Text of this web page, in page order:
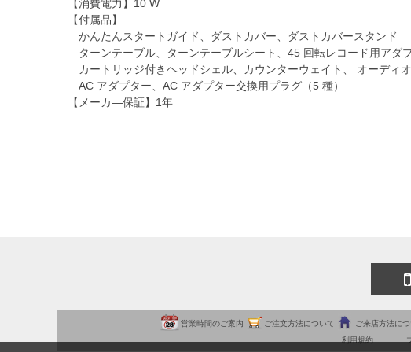
【消費電力】10 W
【付属品】
かんたんスタートガイド、ダストカバー、ダストカバースタンド
ターンテーブル、ターンテーブルシート、45 回転レコード用アダ
カートリッジ付きヘッドシェル、カウンターウェイト、 オーディ
AC アダプター、AC アダプター交換用プラグ（5 種）
【メーカ―保証】1年
営業時間のご案内 ご注文方法について ご来店方法に
利用規約